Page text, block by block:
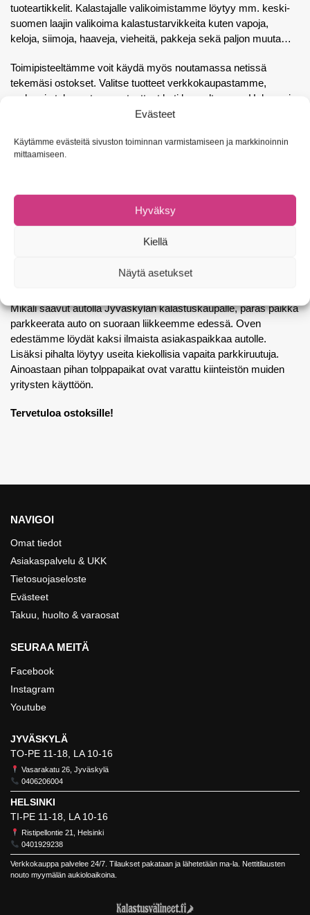
Evästeet
Käytämme evästeitä sivuston toiminnan varmistamiseen ja markkinoinnin
mittaamiseen.
Hyväksy
Kiellä
Näytä asetukset
tuoteartikkelit. Kalastajalle valikoimistamme löytyy mm. keski-
suomen laajin valikoima kalastustarvikkeita kuten vapoja,
keloja, siimoja, haaveja, vieheitä, pakkeja sekä paljon muuta…
Toimipisteeltämme voit käydä myös noutamassa netissä
tekemäsi ostokset. Valitse tuotteet verkkokaupastamme,
maksa ja tule noutamaan tuotteet heti kaupaltamme. Helppoa ja
Suosituimmat ja luotetuimmat tuotemerkit
Laajaan brändivalikoimaamme kuuluu tunnettuja suurempia ja
käyttöesineitä. Vapa- ja kelamallistoa voit ihailla mm. seuraavilta
monilta muilta huippumerkeiltä. Meiltä löydät myös suuren
Mikäli saavut autolla Jyväskylän kalastuskaupalle, paras paikka
parkkeerata auto on suoraan liikkeemme edessä. Oven
edestämme löydät kaksi ilmaista asiakaspaikkaa autolle.
Lisäksi pihalta löytyy useita kiekollisia vapaita parkkiruutuja.
Ainoastaan pihan tolppapaikat ovat varattu kiinteistön muiden
yritysten käyttöön.
Tervetuloa ostoksille!
NAVIGOI
Omat tiedot
Asiakaspalvelu & UKK
Tietosuojaseloste
Evästeet
Takuu, huolto & varaosat
SEURAA MEITÄ
Facebook
Instagram
Youtube
JYVÄSKYLÄ
TO-PE 11-18, LA 10-16
Vasarakatu 26, Jyväskylä
0406206004
HELSINKI
TI-PE 11-18, LA 10-16
Ristipellontie 21, Helsinki
0401929238
Verkkokauppa palvelee 24/7. Tilaukset pakataan ja lähetetään ma-la. Nettitilausten
nouto myymälän aukioloaikoina.